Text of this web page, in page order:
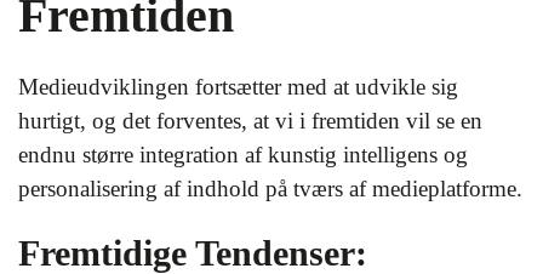
Fremtiden
Medieudviklingen fortsætter med at udvikle sig
hurtigt, og det forventes, at vi i fremtiden vil se en
endnu større integration af kunstig intelligens og
personalisering af indhold på tværs af medieplatforme.
Fremtidige Tendenser: